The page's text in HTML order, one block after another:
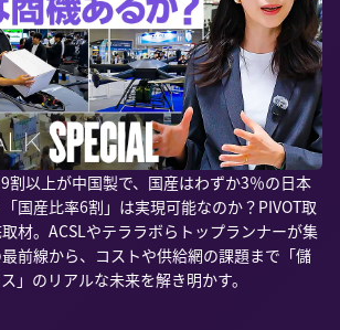
割以上が中国製で、国産はわずか3％の日本
国産比率6割」は実現可能なのか？PIVOT取
材。ACSLやテララボらトップランナーが集
前線から、コストや供給網の課題まで「儲
」のリアルな未来を解き明かす。